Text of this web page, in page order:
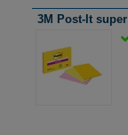
3M Post-It